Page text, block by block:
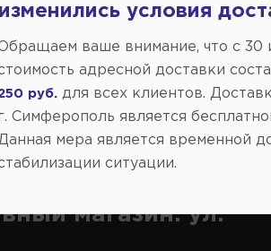
нам:
нас найти
магазин: ул.
изменились условия
ваше внимание, что c 30
адресной доставки
руб.
для всех клиентов.
Симферополь является
мера является временной
ситуации.